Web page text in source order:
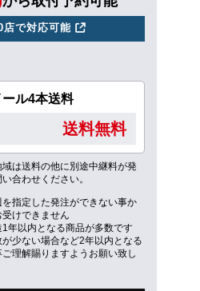
店で対応可能
ル4本送料
送料無料
は送料の他に別途中継料が発
合わせください。
指定した発注ができない事か
けできません
年以内となる商品が多数です
少ない場合など2年以内となる
理解賜りますようお願い致し